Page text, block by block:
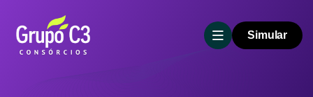
Simular